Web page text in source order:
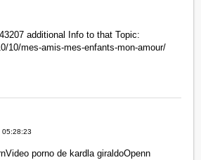
additional Info to that Topic:
10/mes-amis-mes-enfants-mon-amour/
05:28:23
porno de kardla giraldoOpenn